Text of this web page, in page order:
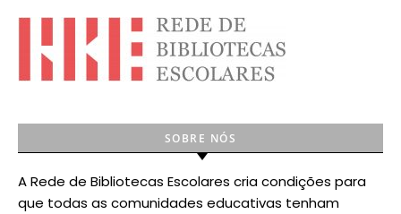
SOBRE NÓS
A Rede de Bibliotecas Escolares cria condições para
que todas as comunidades educativas tenham